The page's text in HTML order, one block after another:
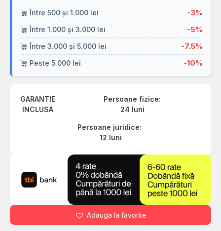
Între 500 și 1.000 lei -3%
Între 1.000 și 3.000 lei -5%
Între 3.000 și 5.000 lei -7.5%
Peste 5.000 lei -10%
GARANTIE
INCLUSA
Persoane fizice:
24 luni
Persoane juridice:
12 luni
Adauga la favorite